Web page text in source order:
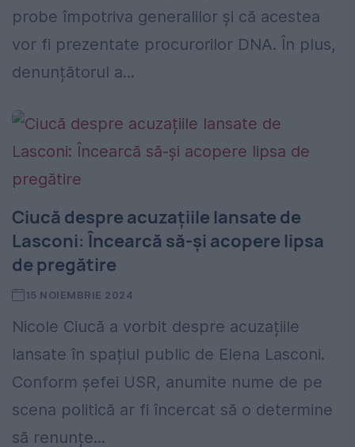
probe împotriva generalilor și că acestea
vor fi prezentate procurorilor DNA. În plus,
denunțătorul a...
Ciucă despre acuzațiile lansate de
Lasconi: Încearcă să-și acopere lipsa
de pregătire
15 NOIEMBRIE 2024
Nicole Ciucă a vorbit despre acuzațiile
lansate în spațiul public de Elena Lasconi.
Conform șefei USR, anumite nume de pe
scena politică ar fi încercat să o determine
să renunțe...